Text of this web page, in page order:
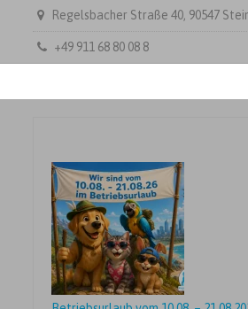
Regelsbacher Straße 40, 90547
+49 911 68 80 08 8